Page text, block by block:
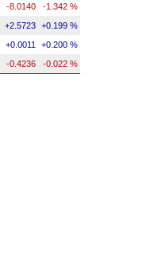
-8.0140 -1.342 %
+2.5723 +0.199 %
+0.0011 +0.200 %
-0.4236 -0.022 %